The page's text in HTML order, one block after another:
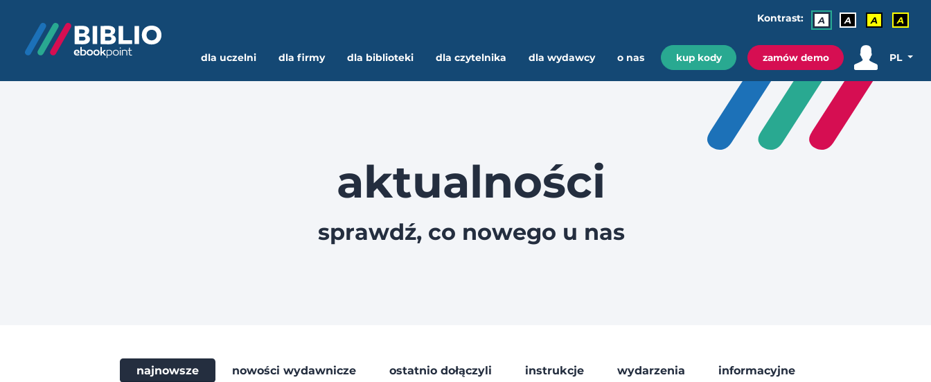
Kontrast: A A A A
dla uczelni dla firmy dla biblioteki dla czytelnika dla wydawcy o nas kup kody zamów demo PL
aktualności
sprawdź, co nowego u nas
najnowsze nowości wydawnicze ostatnio dołączyli instrukcje wydarzenia informacyjne